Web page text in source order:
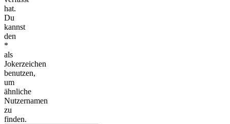
hat.
Du
kannst
den
*
als
Jokerzeichen
benutzen,
um
ähnliche
Nutzernamen
zu
finden.